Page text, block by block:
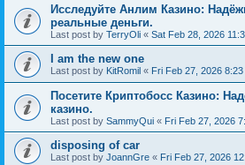
Исследуйте Анлим Казино:
реальные деньги.
Last post by TerryOli « Sat Feb 28, 2026
I am the new one
Last post by KitRomil « Fri Feb 27, 2026 8:23
Посетите Криптобосс Казино:
казино.
Last post by SammyQui « Fri Feb 27, 2026
disposing of car
Last post by JoannGre « Fri Feb 27, 2026